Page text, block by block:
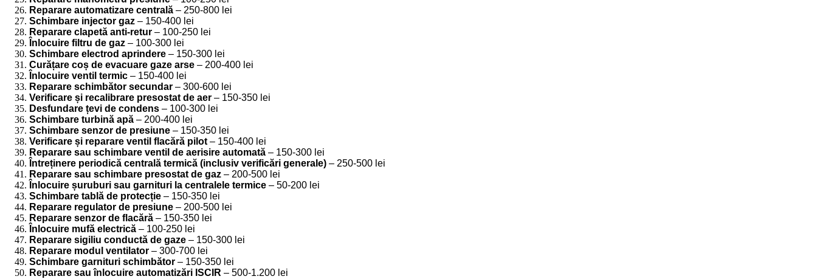
Reparare automatizare centrală – 250-800 lei
Schimbare injector gaz – 150-400 lei
Reparare clapetă anti-retur – 100-250 lei
Înlocuire filtru de gaz – 100-300 lei
Schimbare electrod aprindere – 150-300 lei
Curățare coș de evacuare gaze arse – 200-400 lei
Înlocuire ventil termic – 150-400 lei
Reparare schimbător secundar – 300-600 lei
Verificare și recalibrare presostat de aer – 150-350 lei
Desfundare țevi de condens – 100-300 lei
Schimbare turbină apă – 200-400 lei
Schimbare senzor de presiune – 150-350 lei
Verificare și reparare ventil flacără pilot – 150-400 lei
Reparare sau schimbare ventil de aerisire automată – 150-300 lei
Întreținere periodică centrală termică (inclusiv verificări generale) – 250-500 lei
Reparare sau schimbare presostat de gaz – 200-500 lei
Înlocuire șuruburi sau garnituri la centralele termice – 50-200 lei
Schimbare tablă de protecție – 150-350 lei
Reparare regulator de presiune – 200-500 lei
Reparare senzor de flacără – 150-350 lei
Înlocuire mufă electrică – 100-250 lei
Reparare sigiliu conductă de gaze – 150-300 lei
Reparare modul ventilator – 300-700 lei
Schimbare garnituri schimbător – 150-350 lei
Reparare sau înlocuire automatizări ISCIR – 500-1.200 lei